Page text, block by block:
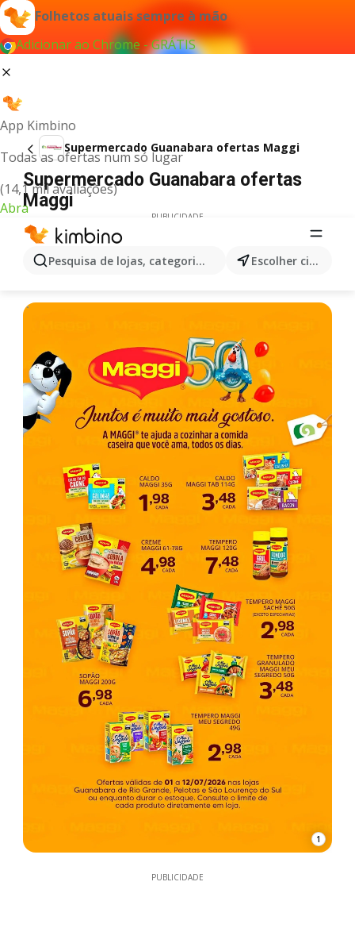
Folhetos atuais sempre à mão
Adicionar ao Chrome - GRÁTIS
App Kimbino
Todas as ofertas num só lugar
(14,1 mil avaliações)
Abra
Pesquisa de lojas, categorias,produtos... Escolher cidade
Supermercado Guanabara ofertas Maggi
Supermercado Guanabara ofertas
Maggi
PUBLICIDADE
1
PUBLICIDADE